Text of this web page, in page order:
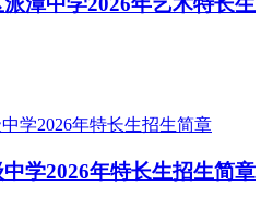
学2026年特长生招生简章